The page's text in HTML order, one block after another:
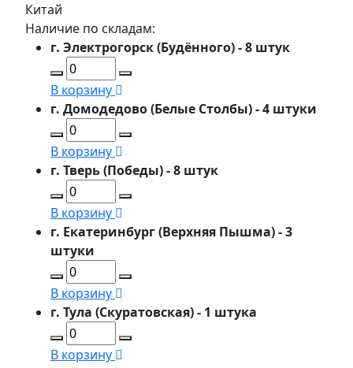
Китай
Наличие по складам:
г. Электрогорск (Будённого) - 8 штук
В корзину
г. Домодедово (Белые Столбы) - 4 штуки
В корзину
г. Тверь (Победы) - 8 штук
В корзину
г. Екатеринбург (Верхняя Пышма) - 3
штуки
В корзину
г. Тула (Скуратовская) - 1 штука
В корзину